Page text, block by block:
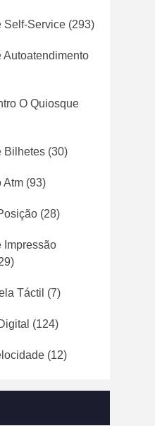
Self-Service (293)
Autoatendimento
O Quiosque
Bilhetes (30)
Atm (93)
(28)
Impressão
Táctil (7)
(124)
(12)